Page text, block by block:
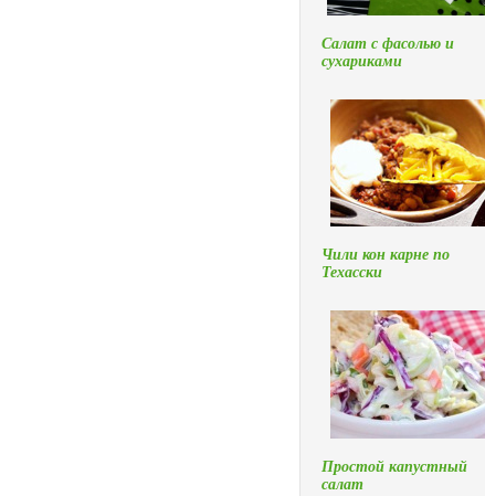
Салат с фасолью и
сухариками
Чили кон карне по
Техасски
Простой капустный
салат